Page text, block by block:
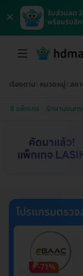
×
รับส่วนลด
พร้อมรับสิท
เรียงตาม หมวดหมู่ สถ
8 แพ็กเกจ รักษานอนก
โปรแกรมตรว
-71%